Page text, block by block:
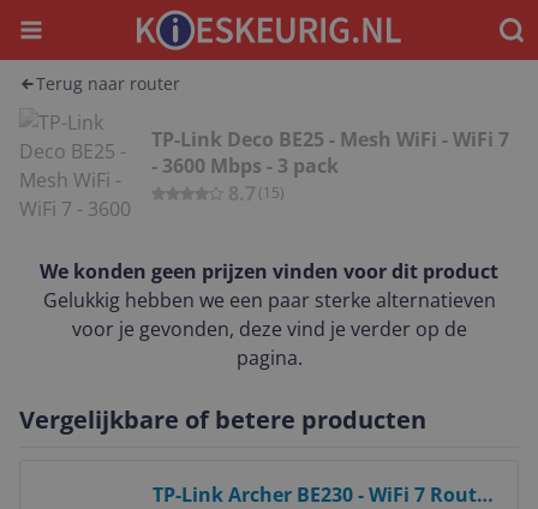
Menu
Terug naar router
TP-Link Deco BE25 - Mesh WiFi - WiFi 7
- 3600 Mbps - 3 pack
8.7 (15)
We konden geen prijzen vinden voor dit product
Gelukkig hebben we een paar sterke alternatieven
voor je gevonden, deze vind je verder op de
pagina.
Vergelijkbare of betere producten
TP-Link Archer BE230 - WiFi 7 Router